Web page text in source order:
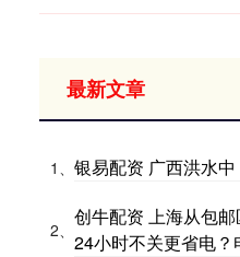
最新文章
1、 银易配资 广西洪水
2、
创牛配资 上海从包邮
24小时不关更省电？